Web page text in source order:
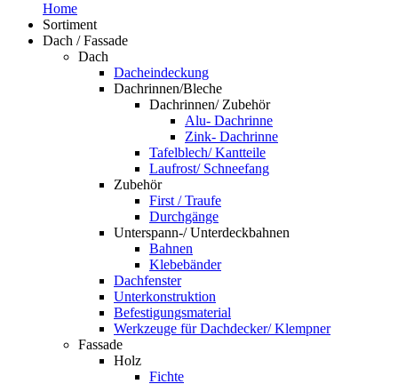
Home
Sortiment
Dach / Fassade
Dach
Dacheindeckung
Dachrinnen/Bleche
Dachrinnen/ Zubehör
Alu- Dachrinne
Zink- Dachrinne
Tafelblech/ Kantteile
Laufrost/ Schneefang
Zubehör
First / Traufe
Durchgänge
Unterspann-/ Unterdeckbahnen
Bahnen
Klebebänder
Dachfenster
Unterkonstruktion
Befestigungsmaterial
Werkzeuge für Dachdecker/ Klempner
Fassade
Holz
Fichte